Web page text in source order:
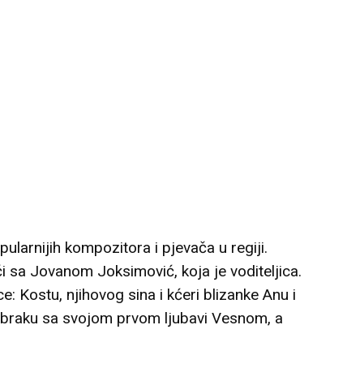
kompozitora i pjevača u regiji.
sa Jovanom Joksimović, koja je voditeljica.
Kostu, njihovog sina i kćeri blizanke Anu i
sa svojom prvom ljubavi Vesnom, a